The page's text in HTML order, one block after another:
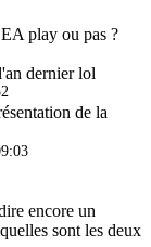
play ou pas ?
dernier lol
de la
encore un
sont les deux